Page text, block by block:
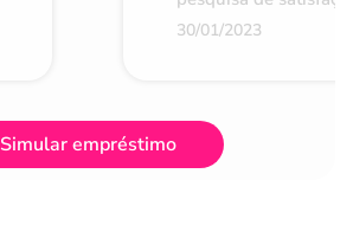
30/01/2023
Simular empréstimo